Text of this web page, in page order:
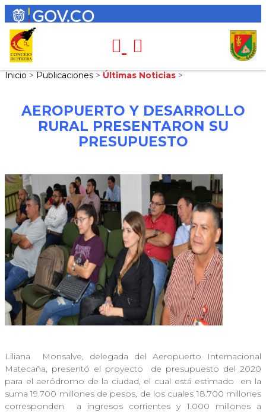
Inicio > Publicaciones > Últimas Noticias >
AEROPUERTO Y DESARROLLO
RURAL PRESENTARON SU
PRESUPUESTO
Liliana
Monsalve, delegada del Aeropuerto Internacional
Matecaña, presentó el proyecto
de presupuesto del 2020
para el aeródromo de la ciudad, el cual está estimado
en la
suma 19.700 millones de pesos, de los cuales 18.700 millones
corresponden
a ingresos corrientes y 1.000 millones a